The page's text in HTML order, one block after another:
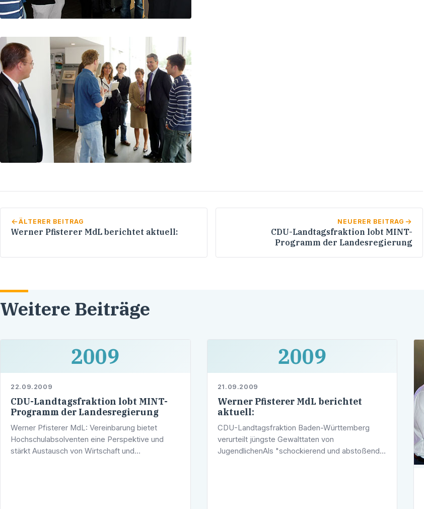
ÄLTERER BEITRAG
Werner Pfisterer MdL berichtet aktuell:
NEUERER BEITRAG
CDU-Landtagsfraktion lobt MINT-
Programm der Landesregierung
Weitere Beiträge
2009
22.09.2009
CDU-Landtagsfraktion lobt MINT-
Programm der Landesregierung
Werner Pfisterer MdL: Vereinbarung bietet
Hochschulabsolventen eine Perspektive und
stärkt Austausch von Wirtschaft und
2009
21.09.2009
Werner Pfisterer MdL berichtet
aktuell:
CDU-Landtagsfraktion Baden-Württemberg
verurteilt jüngste Gewalttaten von
JugendlichenAls "schockierend und abstoßend"